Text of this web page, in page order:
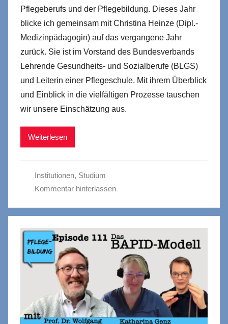
Pflegeberufs und der Pflegebildung. Dieses Jahr
blicke ich gemeinsam mit Christina Heinze (Dipl.-
Medizinpädagogin) auf das vergangene Jahr
zurück. Sie ist im Vorstand des Bundesverbands
Lehrende Gesundheits- und Sozialberufe (BLGS)
und Leiterin einer Pflegeschule. Mit ihrem Überblick
und Einblick in die vielfältigen Prozesse tauschen
wir unsere Einschätzung aus.
Weiterlesen
Institutionen, Studium
Kommentar hinterlassen